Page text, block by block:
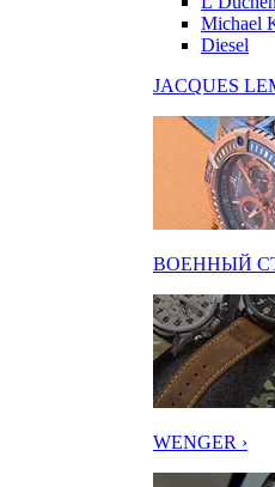
Michael
Diesel
JACQUES
ВОЕННЫЙ
WENGER ›